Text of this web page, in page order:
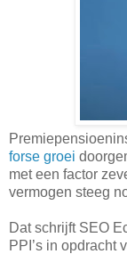
forse groei
met een factor
vermogen steeg
Dat schrijft SEO
PPI’s in opdracht